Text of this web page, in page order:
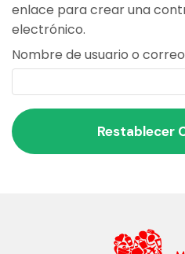
enlace para crear una
electrónico.
Nombre de usuario o
Restablecer